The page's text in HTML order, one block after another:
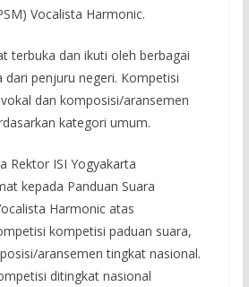
Vocalista Harmonic.
terbuka dan ikuti oleh berbagai
dari penjuru negeri. Kompetisi
dan komposisi/aransemen
kategori umum.
Rektor ISI Yogyakarta
kepada Panduan Suara
Harmonic atas
kompetisi paduan suara,
aransemen tingkat nasional.
ditingkat nasional